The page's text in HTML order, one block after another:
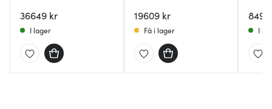
36649 kr
I lager
19609 kr
Få i lager I